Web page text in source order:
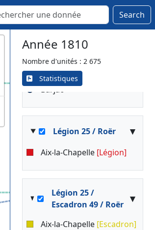
Search
Année 1810
Nombre d'unités : 2 675
Statistiques
Levignan
Alzon
Uzès[Lieutenance]
Connaux
Bagnols
Saint-Esprit
Barjac
Légion 25 / Roër ▾
Aix-la-Chapelle [Légion]
Légion 25 /
Escadron 49 / Roër
▾
Aix-la-Chapelle [Escadron]